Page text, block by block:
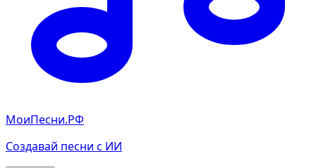
МоиПесни.РФ
Создавай песни с ИИ